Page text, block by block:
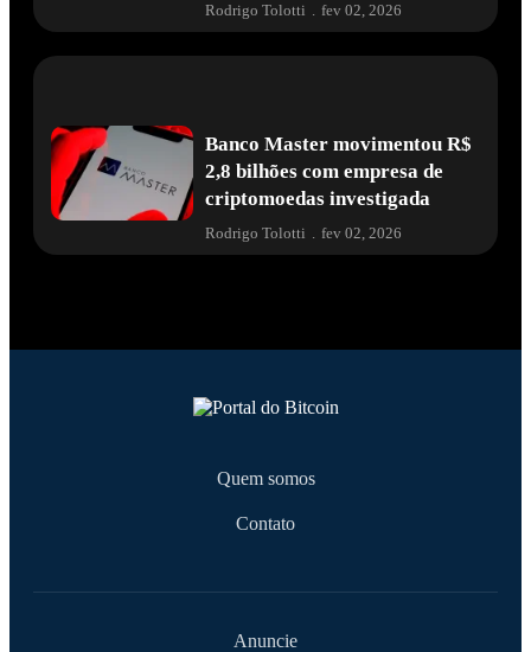
Rodrigo Tolotti . fev 02, 2026
Banco Master movimentou R$
2,8 bilhões com empresa de
criptomoedas investigada
Rodrigo Tolotti fev 02, 2026
Quem somos
Contato
Anuncie